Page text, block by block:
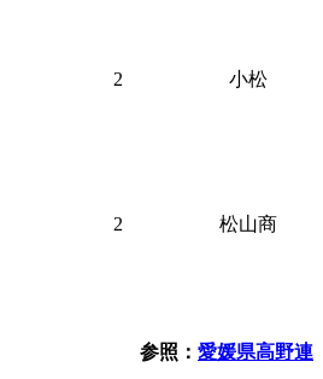
2 小松
2 松山商
参照： 愛媛県高野連